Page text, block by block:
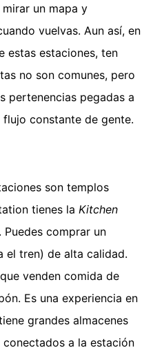
un mapa y
vuelvas. Aun así, en
estas estaciones, ten
no son comunes, pero
pertenencias pegadas a
constante de gente.
son templos
tienes la Kitchen
. Puedes comprar un
el tren) de alta calidad.
venden comida de
Es una experiencia en
grandes almacenes
a la estación